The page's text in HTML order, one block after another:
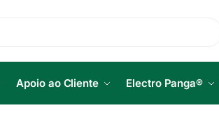
Apoio ao Cliente Electro Panga®